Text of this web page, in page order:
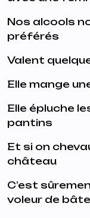
Nos alcools
préférés
Valent
Elle mange
Elle épluche
pantins
Et si on
château
C’est
voleur de